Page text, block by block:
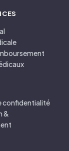
confidentialité
&